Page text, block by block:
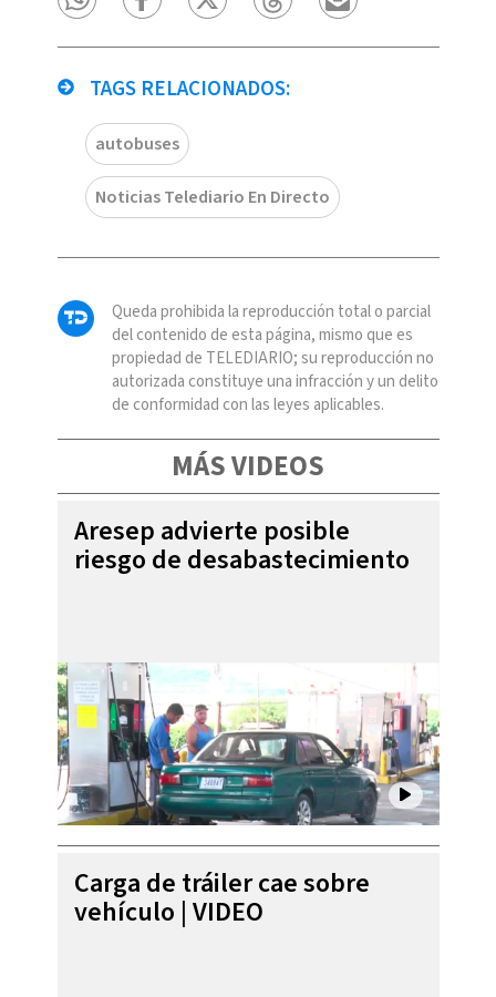
TAGS RELACIONADOS:
autobuses
Noticias Telediario En Directo
Queda prohibida la reproducción total o parcial
del contenido de esta página, mismo que es
propiedad de TELEDIARIO; su reproducción no
autorizada constituye una infracción y un delito
de conformidad con las leyes aplicables.
MÁS VIDEOS
Aresep advierte posible
riesgo de desabastecimiento
Carga de tráiler cae sobre
vehículo | VIDEO